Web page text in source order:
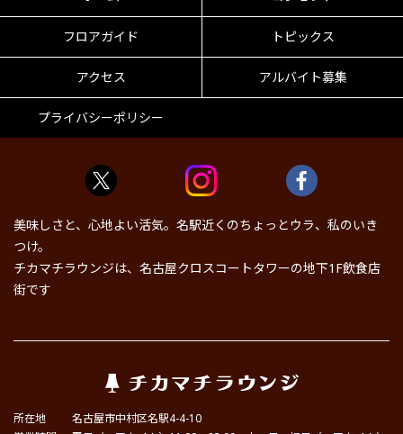
フロアガイド トピックス
アクセス アルバイト募集
プライバシーポリシー
美味しさと、心地よい活気。名駅近くのちょっとウラ、私のいき
つけ。
チカマチラウンジは、名古屋クロスコートタワーの地下1F飲食店
街です
所在地
名古屋市中村区名駅4-4-10